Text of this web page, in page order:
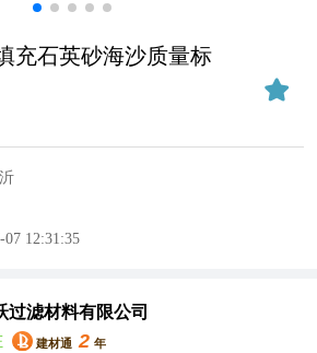
充石英砂海沙质量标
07 12:31:35
过滤材料有限公司
建材通 2 年